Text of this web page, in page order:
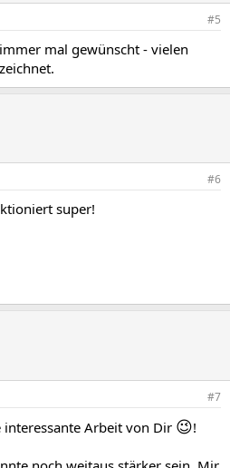
#5
mal gewünscht - vielen
#6
super!
#7
Arbeit von Dir 😉!